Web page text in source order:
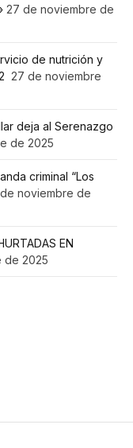
27 de noviembre de
de nutrición y
27 de noviembre
deja al Serenazgo
de 2025
criminal “Los
noviembre de
EN
de 2025